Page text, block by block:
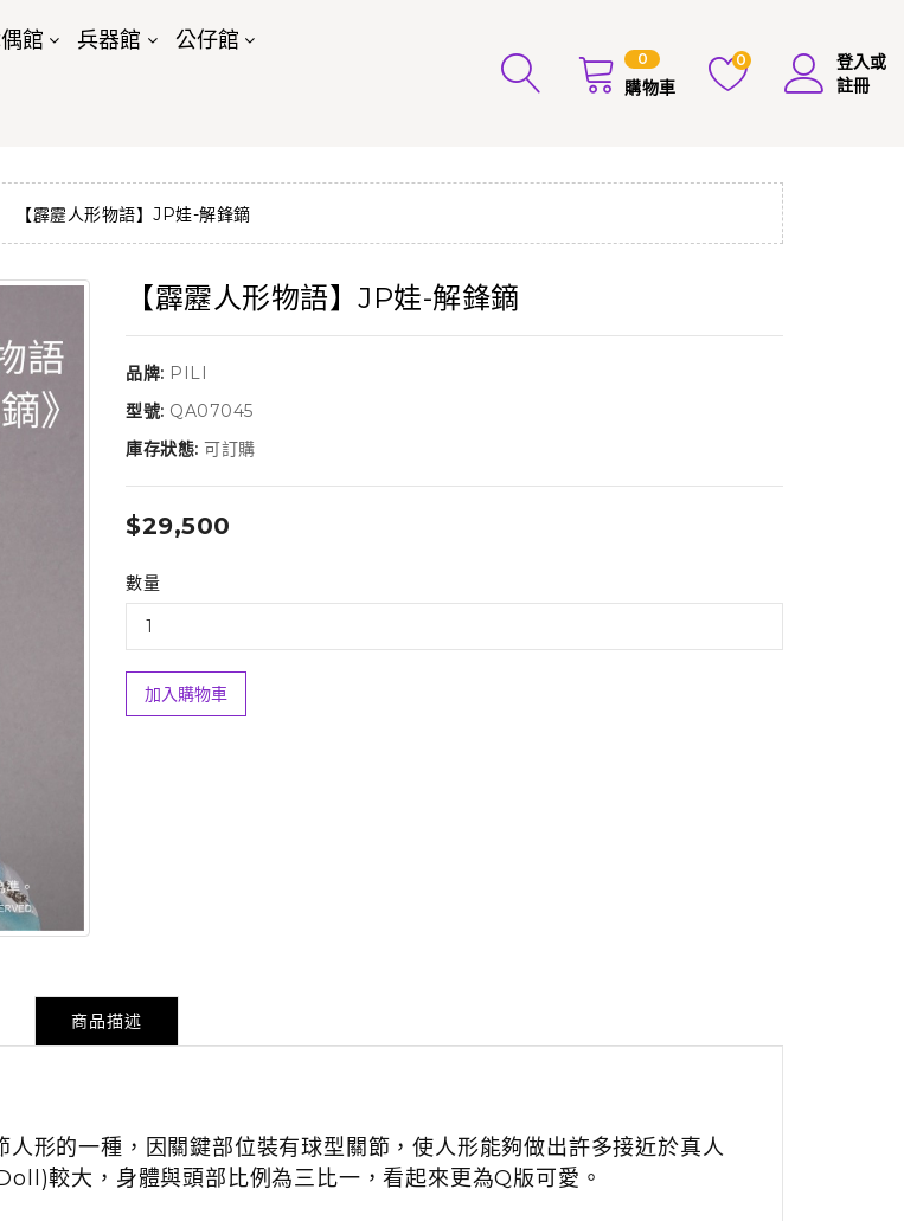
館 兵器館 公仔館
0
購物車
0
登入或
註冊
【霹靂人形物語】JP娃-解鋒鏑
【霹靂人形物語】JP娃-解鋒鏑
品牌: PILI
型號: QA07045
庫存狀態: 可訂購
$29,500
數量
加入購物車
商品描述
人形的一種，因關鍵部位裝有球型關節，使人形能夠做出許多接近於真人
較大， 身體與頭部比例為三比一，看起來更為Q版可愛。